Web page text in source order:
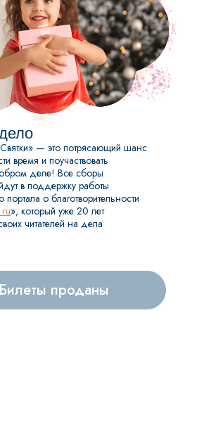
— это потрясающий шанс
время и поучаствовать
деле! Все сборы
в поддержку работы
портала о благотворительности
», который уже 20 лет
читателей на дела
Билеты проданы